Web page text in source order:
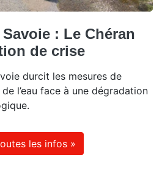
: Le Chéran
de crise
durcit les mesures de
l’eau face à une dégradation
les infos »